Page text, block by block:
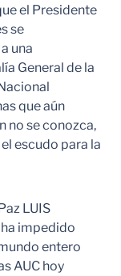
el Presidente
se
una
General de la
que aún
no se conozca,
escudo para la
LUIS
impedido
entero
AUC hoy